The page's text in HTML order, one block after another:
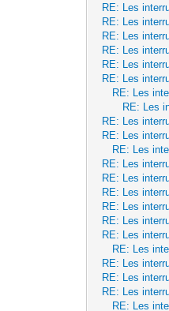
RE: Les
RE: Les
RE: Les
RE: Les
RE: Les
RE: Les
RE: Les
RE: Les
RE: Les
RE: Les
RE: Les
RE: Les
RE: Les
RE: Les
RE: Les
RE: Les
RE: Les
RE: Les
RE: Les
RE: Les
RE: Les
RE: Les